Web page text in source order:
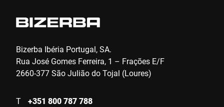
Cidade *
País *
Contacte-nos *
Bizerba Ibéria Portugal, SA.
Rua José Gomes Ferreira, 1 – Frações E/F
2660-377 São Julião do Tojal (Loures)
T +351 800 787 788